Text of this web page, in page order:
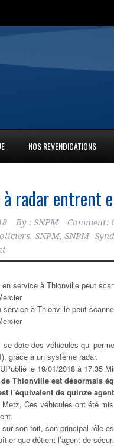
NOS REVENDICATIONS
à radar entrent
By : SNPM Comment:
, SNPM, SNPM-
à Thionville peut
dote des véhicules qui
grâce à un système radar.
Publié le 19/01/2018 à 17:35
Thionville est désormais
l’équivalent de quinze
Ces véhicules ont été
son toit, son principal rôle
que détient l’agent de